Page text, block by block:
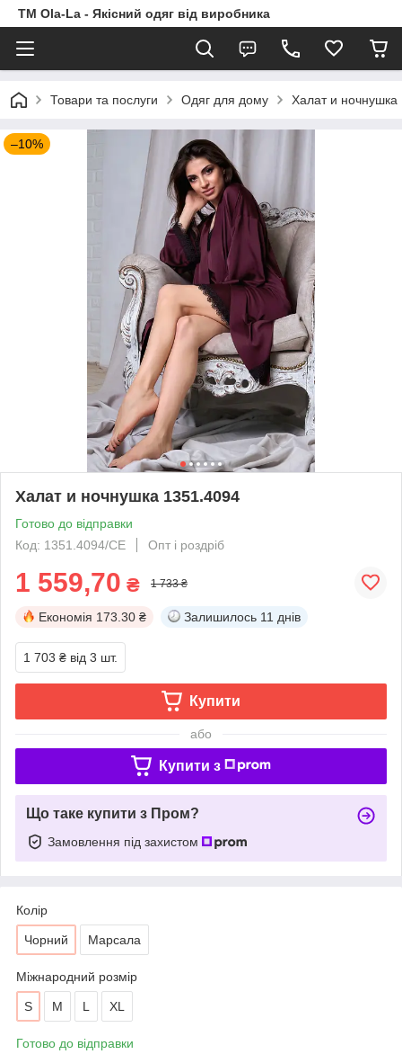
TM Ola-La - Якісний одяг від виробника
Товари та послуги Одяг для дому Халат и ночнушка
–10%
Халат и ночнушка 1351.4094
Готово до відправки
Код: 1351.4094/СЕ
Опт і роздріб
1 559,70 ₴ 1 733 ₴
Економія 173.30 ₴ Залишилось 11 днів
1 703 ₴ від 3 шт.
Купити
або
Купити з
Що таке купити з Пром?
Замовлення під захистом
Колір
Чорний Марсала
Міжнародний розмір
S M L XL
Готово до відправки